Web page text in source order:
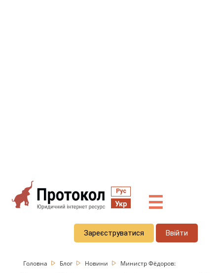
Рус
Укр ☰
Зареєструватися Ввійти
Головна Блог Новини
Министр Фёдоров: